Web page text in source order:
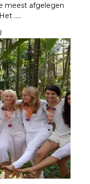
meest afgelegen
.....